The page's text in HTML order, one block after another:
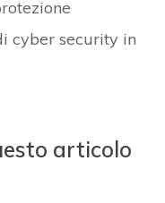
cyber security in
articolo